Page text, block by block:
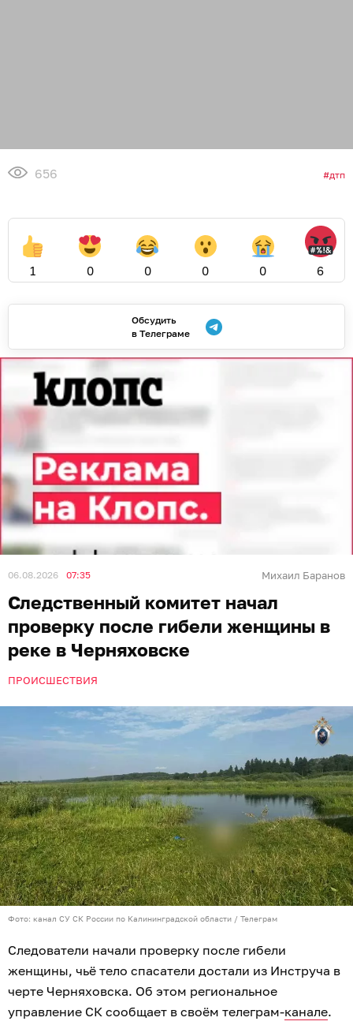
656 дтп
1 0 0 0 0 6
Обсудить
в Телеграме
06.08.2026 07:35 Михаил Баранов
Следственный комитет начал
проверку после гибели женщины в
реке в Черняховске
ПРОИСШЕСТВИЯ
Фото: канал СУ СК России по Калининградской области / Телеграм
Следователи начали проверку после гибели
женщины, чьё тело спасатели достали из Инструча в
черте Черняховска. Об этом региональное
управление СК сообщает в своём телеграм-канале.